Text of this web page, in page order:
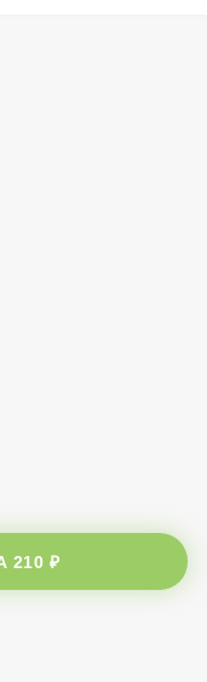
210 ₽